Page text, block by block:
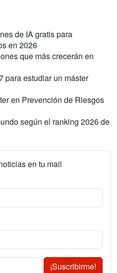
de IA gratis para
en 2026
que más crecerán en
para estudiar un máster
en Prevención de Riesgos
según el ranking 2026 de
en tu mail
¡Suscribirme!